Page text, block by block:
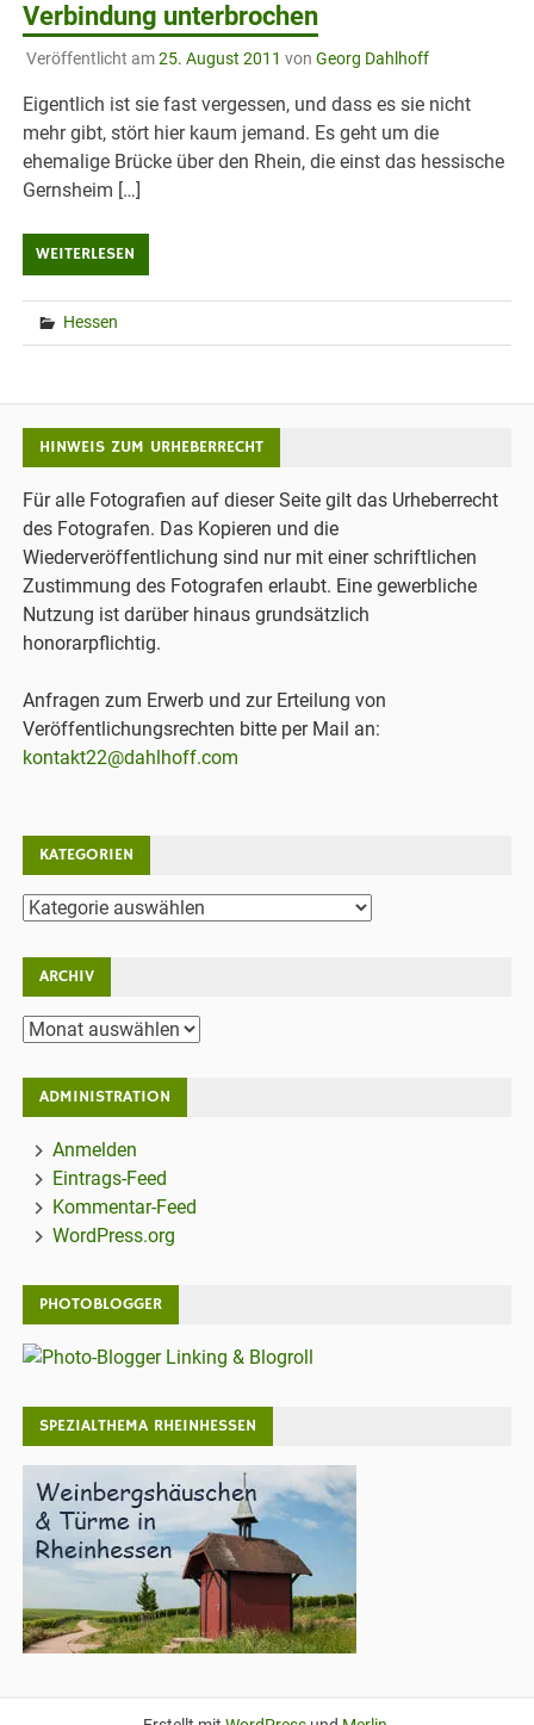
Verbindung unterbrochen
Veröffentlicht am25. August 2011 von Georg Dahlhoff
Eigentlich ist sie fast vergessen, und dass es sie nicht
mehr gibt, stört hier kaum jemand. Es geht um die
ehemalige Brücke über den Rhein, die einst das hessische
Gernsheim […]
WEITERLESEN
Hessen
HINWEIS ZUM URHEBERRECHT
Für alle Fotografien auf dieser Seite gilt das Urheberrecht
des Fotografen. Das Kopieren und die
Wiederveröffentlichung sind nur mit einer schriftlichen
Zustimmung des Fotografen erlaubt. Eine gewerbliche
Nutzung ist darüber hinaus grundsätzlich
honorarpflichtig.
Anfragen zum Erwerb und zur Erteilung von
Veröffentlichungsrechten bitte per Mail an:
kontakt22@dahlhoff.com
KATEGORIEN
Kategorien
ARCHIV
Archiv
ADMINISTRATION
Anmelden
Eintrags-Feed
Kommentar-Feed
WordPress.org
PHOTOBLOGGER
SPEZIALTHEMA RHEINHESSEN